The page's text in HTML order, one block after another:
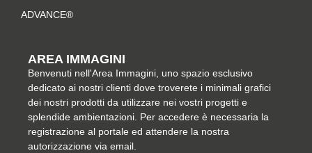
ADVANCE®
AREA IMMAGINI
Benvenuti nell'Area Immagini, uno spazio esclusivo
dedicato ai nostri clienti dove troverete i minimali grafici
dei nostri prodotti da utilizzare nei vostri progetti e
splendide ambientazioni. Per accedere è necessaria la
registrazione al portale ed attendere la nostra
autorizzazione via email.